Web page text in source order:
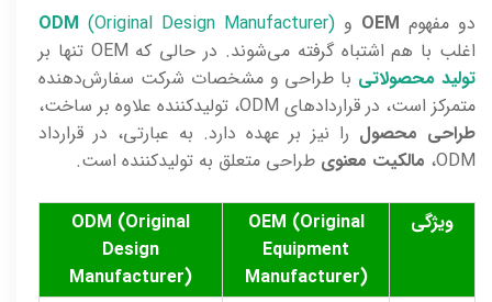
دو مفهوم OEM و ODM (Original Design Manufacturer)
اغلب با هم اشتباه گرفته می‌شوند. در حالی که OEM تنها بر
تولید محصولاتی با طراحی و مشخصات شرکت سفارش‌دهنده
متمرکز است، در قراردادهای ODM، تولیدکننده علاوه بر ساخت،
طراحی محصول را نیز بر عهده دارد. به عبارتی، در قرارداد
ODM، مالکیت معنوی طراحی متعلق به تولیدکننده است.
ویژگی
OEM (Original
Equipment
Manufacturer)
ODM (Original
Design
Manufacturer)